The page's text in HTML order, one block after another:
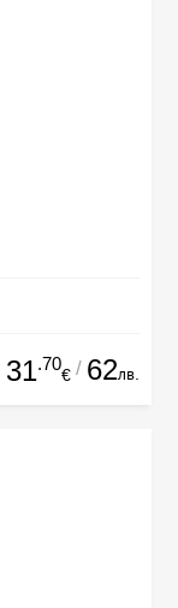
31.70
€ / 62лв.